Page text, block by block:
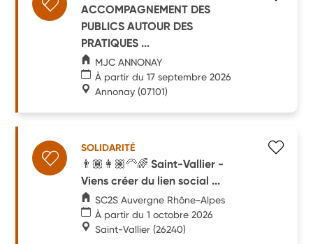
ACCOMPAGNEMENT DES
PUBLICS AUTOUR DES
PRATIQUES ...
MJC ANNONAY
À partir du 17 septembre 2026
Annonay (07101)
SOLIDARITÉ
👨🏾👩🏽‍🦳🌈 Saint-Vallier -
Viens créer du lien social ...
SC2S Auvergne Rhône-Alpes
À partir du 1 octobre 2026
Saint-Vallier (26240)